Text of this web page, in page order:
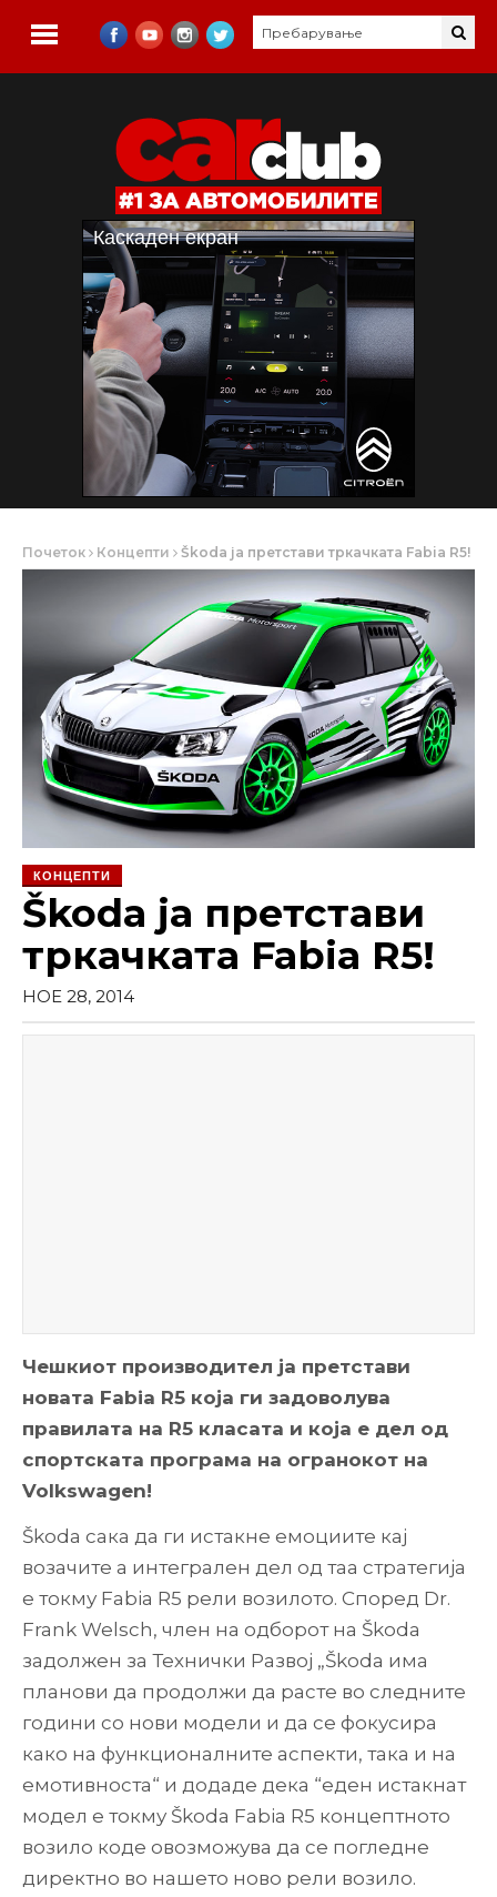
Почеток Концепти Škoda ја претстави тркачката Fabia R5!
КОНЦЕПТИ
Škoda ја претстави
тркачката Fabia R5!
НОЕ 28, 2014
Чешкиот производител ја претстави
новата Fabia R5 која ги задоволува
правилата на R5 класата и која е дел од
спортската програма на огранокот на
Volkswagen!
Škoda сака да ги истакне емоциите кај
возачите а интегрален дел од таа стратегија
е токму Fabia R5 рели возилото. Според Dr.
Frank Welsch, член на одборот на Škoda
задолжен за Технички Развој „Škoda има
планови да продолжи да расте во следните
години со нови модели и да се фокусира
како на функционалните аспекти, така и на
емотивноста“ и додаде дека “еден истакнат
модел е токму Škoda Fabia R5 концептното
возило коде овозможува да се погледне
директно во нашето ново рели возило.